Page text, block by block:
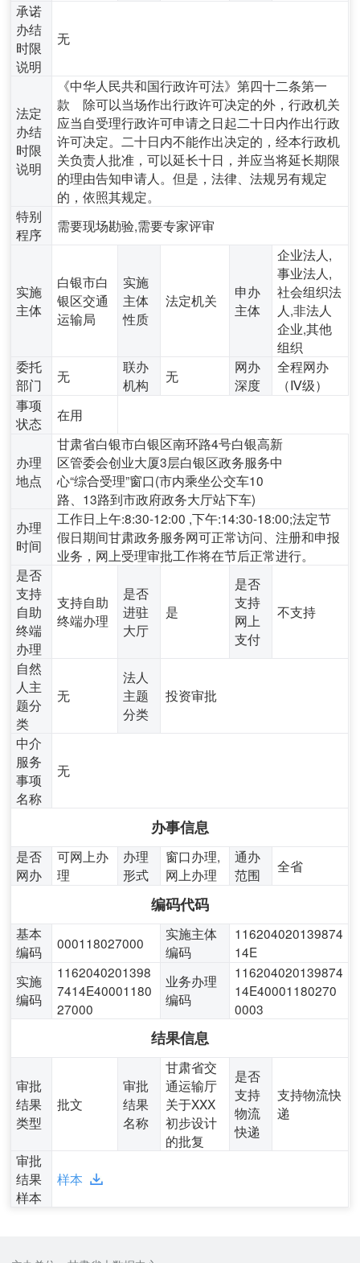
承诺
办结
时限
说明
无
法定
办结
时限
说明
《中华人民共和国行政许可法》第四十二条第一
款 除可以当场作出行政许可决定的外，行政机关
应当自受理行政许可申请之日起二十日内作出行政
许可决定。二十日内不能作出决定的，经本行政机
关负责人批准，可以延长十日，并应当将延长期限
的理由告知申请人。但是，法律、法规另有规定
的，依照其规定。
特别
程序
需要现场勘验,需要专家评审
实施
主体
白银市白
银区交通
运输局
实施
主体
性质
法定机关
申办
主体
企业法人,
事业法人,
社会组织法
人,非法人
企业,其他
组织
委托
部门
无
联办
机构
无
网办
深度
全程网办
（Ⅳ级）
事项
状态
在用
办理
地点
甘肃省白银市白银区南环路4号白银高新
区管委会创业大厦3层白银区政务服务中
心“综合受理”窗口(市内乘坐公交车10
路、13路到市政府政务大厅站下车)
办理
时间
工作日上午:8:30-12:00 ,下午:14:30-18:00;法定节
假日期间甘肃政务服务网可正常访问、注册和申报
业务，网上受理审批工作将在节后正常进行。
是否
支持
自助
终端
办理
支持自助
终端办理
是否
进驻
大厅
是
是否
支持
网上
支付
不支持
自然
人主
题分
类
无
法人
主题
分类
投资审批
中介
服务
事项
名称
无
办事信息
是否
网办
可网上办
理
办理
形式
窗口办理,
网上办理
通办
范围
全省
编码代码
基本
编码
000118027000
实施主体
编码
116204020139874
14E
实施
编码
1162040201398
7414E40001180
27000
业务办理
编码
116204020139874
14E40001180270
0003
结果信息
审批
结果
类型
批文
审批
结果
名称
甘肃省交
通运输厅
关于XXX
初步设计
的批复
是否
支持
物流
快递
支持物流快
递
审批
结果
样本
样本